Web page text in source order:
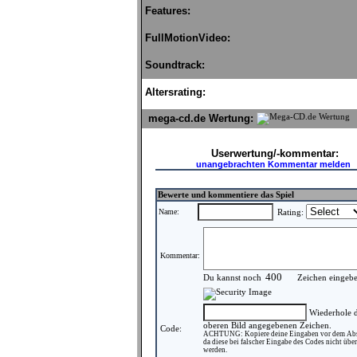
Features:
FullMotionVideo:
Soundtrack:
Altersrating:
mega-cd.de Wertung:
Userwertung/-kommentar:
unangebrachten Kommentar melden
Bewerte und kommentiere das Spiel
Name:
Rating:
Kommentar:
Du kannst noch Zeichen
Code:
Wiederhole
oberen Bild angegebenen Zeichen.
ACHTUNG: Kopiere deine Eingaben vor dem
da diese bei falscher Eingabe des Codes nicht
werden.